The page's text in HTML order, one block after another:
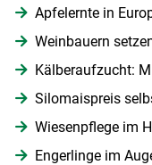
Apfelernte in
Weinbauern
Kälberaufzucht:
Silomaispreis
Wiesenpflege im
Engerlinge im